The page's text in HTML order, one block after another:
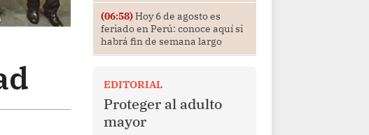
(06:58)Hoy 6 de agosto es
feriado en Perú: conoce aquí si
habrá fin de semana largo
EDITORIAL
Proteger al adulto
mayor